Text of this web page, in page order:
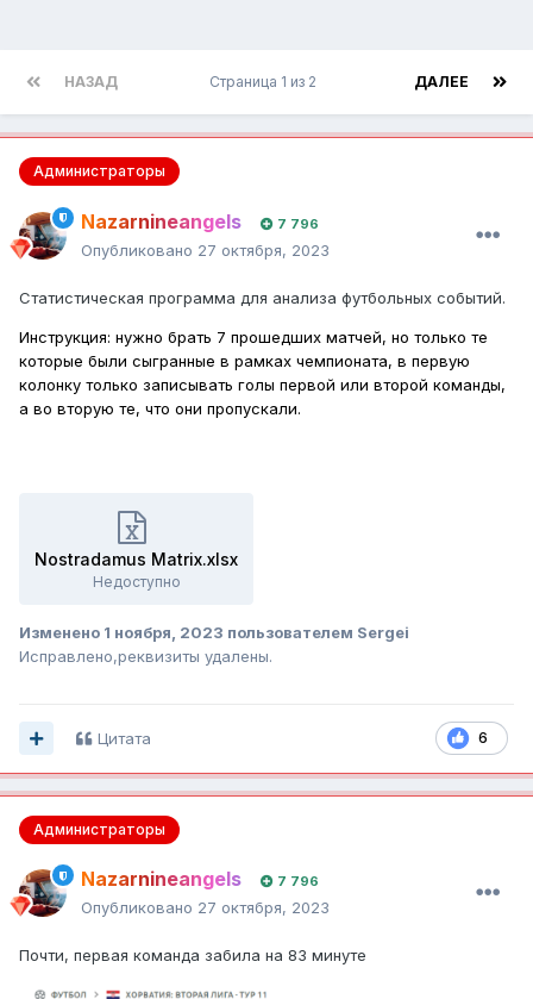
НАЗАД ДАЛЕЕ
Страница 1 из 2
Администраторы
Nazarnineangels 7 796
Опубликовано 27 октября, 2023
Статистическая программа для анализа футбольных событий.
Инструкция: нужно брать 7 прошедших матчей, но только те
которые были сыгранные в рамках чемпионата, в первую
колонку только записывать голы первой или второй команды,
а во вторую те, что они пропускали.
Nostradamus Matrix.xlsx
Недоступно
Изменено 1 ноября, 2023 пользователем Sergei
Исправлено,реквизиты удалены.
6
Цитата
Администраторы
Nazarnineangels 7 796
Опубликовано 27 октября, 2023
Почти, первая команда забила на 83 минуте